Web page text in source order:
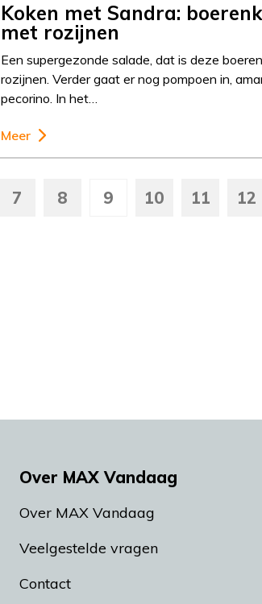
Koken met Sandra:
met rozijnen
Een supergezonde salade, dat is deze
rozijnen. Verder gaat er nog pompoen in,
pecorino. In het…
Meer
7 8 9 10 11 12
Over MAX Vandaag
Over MAX Vandaag
Veelgestelde vragen
Contact